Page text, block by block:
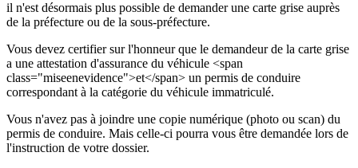
il n'est désormais plus possible de demander une carte grise auprès
de la préfecture ou de la sous-préfecture.
Vous devez certifier sur l'honneur que le demandeur de la carte grise
a une attestation d'assurance du véhicule <span
class="miseenevidence">et</span> un permis de conduire
correspondant à la catégorie du véhicule immatriculé.
Vous n'avez pas à joindre une copie numérique (photo ou scan) du
permis de conduire. Mais celle-ci pourra vous être demandée lors de
l'instruction de votre dossier.